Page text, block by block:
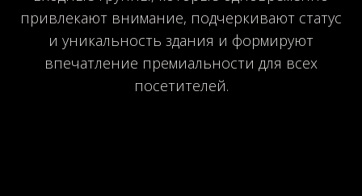
привлекают внимание, подчеркивают статус
и уникальность здания и формируют
впечатление премиальности для всех
посетителей.